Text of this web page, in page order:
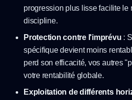
progression plus lisse facilite le
discipline.
Protection contre l'imprévu :
spécifique devient moins
perd son efficacité, vos autres
votre rentabilité globale.
Exploitation de différents